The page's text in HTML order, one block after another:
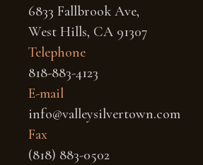
6833 Fallbrook Ave,
West Hills, CA 91307
Telephone
818-883-4123
E-mail
info@valleysilvertown.com
Fax
(818) 883-0502